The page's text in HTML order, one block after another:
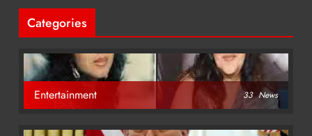
Categories
Entertainment 33 News